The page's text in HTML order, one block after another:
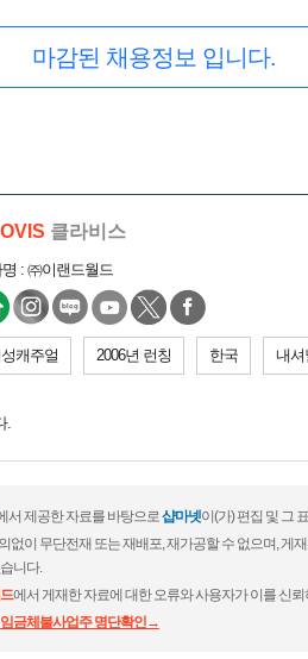
마감된 채용정보 입니다.
클라비스
명 : ㈜이랜드월드
캐주얼 2006년 런칭 한국 내셔
.
서 제공한 자료를 바탕으로샵마넷이(가) 편집 및 그
없이 무단전재 또는 재배포, 재가공할 수 없으며, 게
니다.
에서 게재한 자료에 대한 오류와 사용자가 이를 신
임금체불사업주 명단확인→